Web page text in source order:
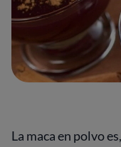
La maca en polvo